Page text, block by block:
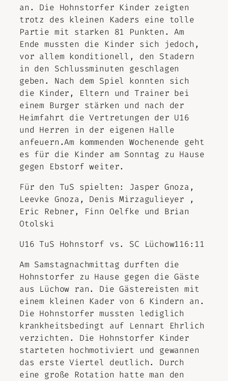
an. Die Hohnstorfer Kinder zeigten
trotz des kleinen Kaders eine tolle
Partie mit starken 81 Punkten. Am
Ende mussten die Kinder sich jedoch,
vor allem konditionell, den Stadern
in den Schlussminuten geschlagen
geben. Nach dem Spiel konnten sich
die Kinder, Eltern und Trainer bei
einem Burger stärken und nach der
Heimfahrt die Vertretungen der U16
und Herren in der eigenen Halle
anfeuern.Am kommenden Wochenende geht
es für die Kinder am Sonntag zu Hause
gegen Ebstorf weiter.
Für den TuS spielten: Jasper Gnoza,
Leevke Gnoza, Denis Mirzagulieyer ,
Eric Rebner, Finn Oelfke und Brian
Otolski
U16 TuS Hohnstorf vs. SC Lüchow116:11
Am Samstagnachmittag durften die
Hohnstorfer zu Hause gegen die Gäste
aus Lüchow ran. Die Gästereisten mit
einem kleinen Kader von 6 Kindern an.
Die Hohnstorfer mussten lediglich
krankheitsbedingt auf Lennart Ehrlich
verzichten. Die Hohnstorfer Kinder
starteten hochmotiviert und gewannen
das erste Viertel deutlich. Durch
eine große Rotation hatte man den